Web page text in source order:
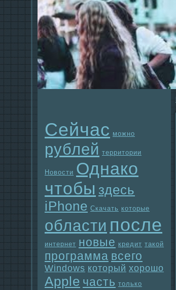
Сейчас можно
рублей территории
Новости Однaко
чтобы здесь
iPhone Скачать которые
области после
интернет новые кредит такой
прогpaмма всего
Windows который хорошо
Apple часть только